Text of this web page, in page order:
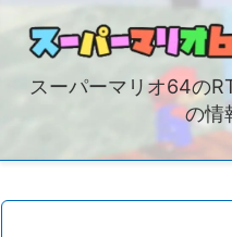
スーパーマリオ64の
の情